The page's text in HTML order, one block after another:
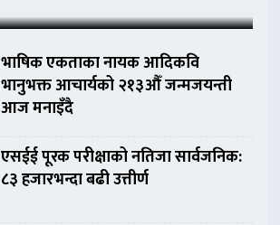
भाषिक एकताका नायक आदिकवि
भानुभक्त आचार्यको २१३औँ जन्मजयन्ती
आज मनाइँदै
एसईई पूरक परीक्षाको नतिजा सार्वजनिक:
८३ हजारभन्दा बढी उत्तीर्ण